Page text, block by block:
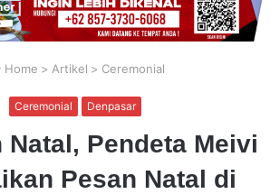
Home > Artikel > Ceremonial
Ceremonial Denpasar
Natal, Pendeta Meivi
Pesan Natal di